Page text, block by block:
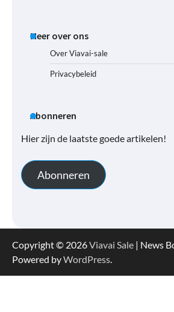
Meer over ons
Over Viavai-sale
Privacybeleid
Abonneren
Hier zijn de laatste goede artikelen!
Abonneren
Copyright © 2026Viavai Sale | News
Powered byWordPress.